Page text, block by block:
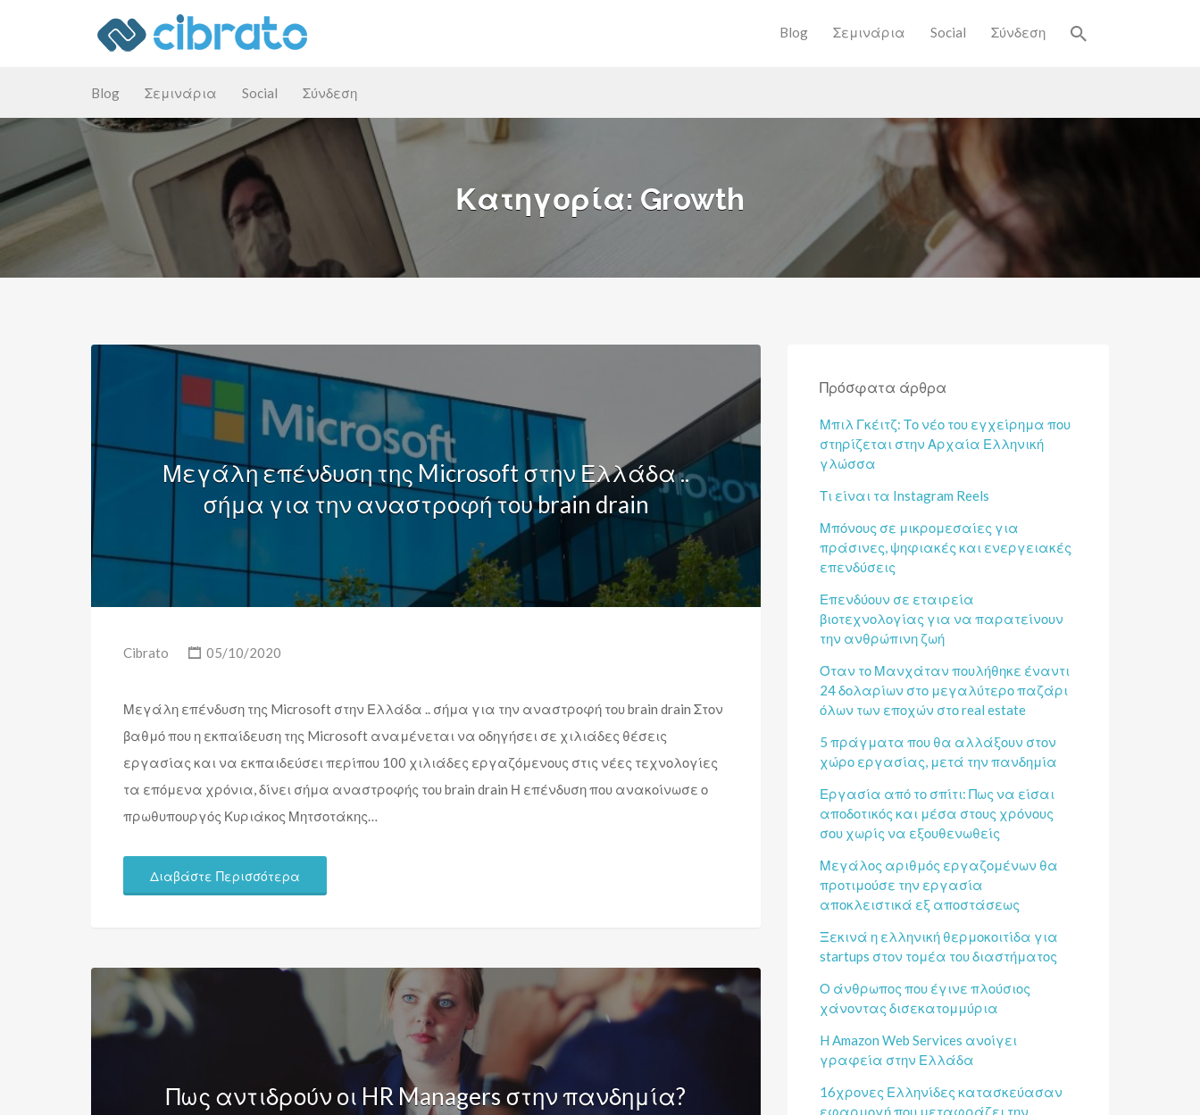
Blog Σεμινάρια Social Σύνδεση
Αναζήτηση
για:
Blog Σεμινάρια Social Σύνδεση
Κατηγορία: Growth
Μεγάλη επένδυση της Microsoft στην Ελλάδα ..
σήμα για την αναστροφή του brain drain
Cibrato 05/10/2020
Μεγάλη επένδυση της Microsoft στην Ελλάδα .. σήμα για την αναστροφή του brain drain Στον
βαθμό που η εκπαίδευση της Microsoft αναμένεται να οδηγήσει σε χιλιάδες θέσεις
εργασίας και να εκπαιδεύσει περίπου 100 χιλιάδες εργαζόμενους στις νέες τεχνολογίες
τα επόμενα χρόνια, δίνει σήμα αναστροφής του brain drain Η επένδυση που ανακοίνωσε ο
πρωθυπουργός Κυριάκος Μητσοτάκης…
Διαβάστε Περισσότερα
Πως αντιδρούν οι HR Managers στην πανδημία?
Πρόσφατα άρθρα
Μπιλ Γκέιτζ: Το νέο του εγχείρημα που
στηρίζεται στην Αρχαία Ελληνική
γλώσσα
Τι είναι τα Instagram Reels
Μπόνους σε μικρομεσαίες για
πράσινες, ψηφιακές και ενεργειακές
επενδύσεις
Επενδύουν σε εταιρεία
βιοτεχνολογίας για να παρατείνουν
την ανθρώπινη ζωή
Όταν το Μανχάταν πουλήθηκε έναντι
24 δολαρίων στο μεγαλύτερο παζάρι
όλων των εποχών στο real estate
5 πράγματα που θα αλλάξουν στον
χώρο εργασίας, μετά την πανδημία
Εργασία από το σπίτι: Πως να είσαι
αποδοτικός και μέσα στους χρόνους
σου χωρίς να εξουθενωθείς
Μεγάλος αριθμός εργαζομένων θα
προτιμούσε την εργασία
αποκλειστικά εξ αποστάσεως
Ξεκινά η ελληνική θερμοκοιτίδα για
startups στον τομέα του διαστήματος
Ο άνθρωπος που έγινε πλούσιος
χάνοντας δισεκατομμύρια
H Amazon Web Services ανοίγει
γραφεία στην Ελλάδα
16χρονες Ελληνίδες κατασκεύασαν
εφαρμογή που μεταφράζει την